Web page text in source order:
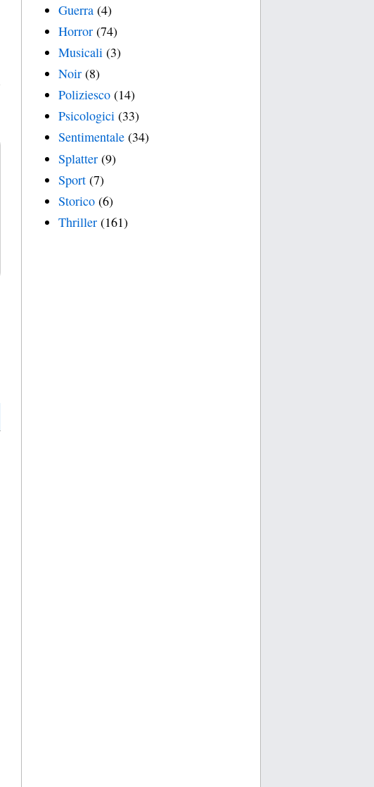
Guerra (4)
Horror (74)
Musicali (3)
Noir (8)
Poliziesco (14)
Psicologici (33)
Sentimentale (34)
Splatter (9)
Sport (7)
Storico (6)
Thriller (161)